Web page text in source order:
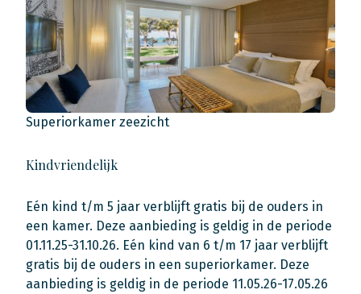
Superiorkamer zeezicht
Kindvriendelijk
Eén kind t/m 5 jaar verblijft gratis bij de ouders in
een kamer. Deze aanbieding is geldig in de periode
01.11.25-31.10.26. Eén kind van 6 t/m 17 jaar verblijft
gratis bij de ouders in een superiorkamer. Deze
aanbieding is geldig in de periode 11.05.26-17.05.26